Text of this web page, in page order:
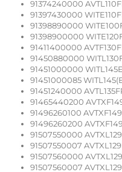
91374240000
91397430000
91398890000
91398900000
91411400000
91450880000
91451000000
91451000085
91451240000
91465440200
91496260100
91496260200
91507550000
91507550007
91507560000
91507560007